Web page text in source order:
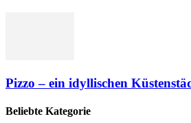
Pizzo – ein idyllischen
Beliebte Kategorie